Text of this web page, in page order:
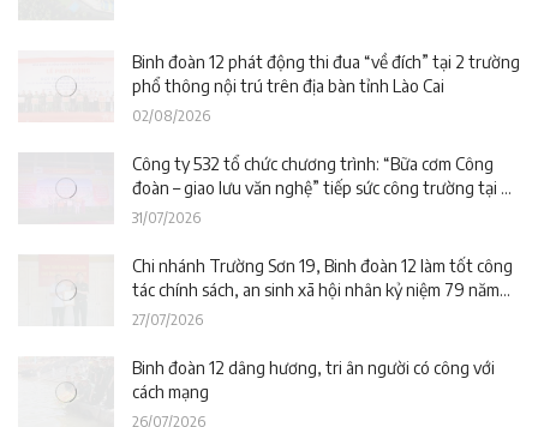
Binh đoàn 12 phát động thi đua “về đích” tại 2 trường
phổ thông nội trú trên địa bàn tỉnh Lào Cai
02/08/2026
Công ty 532 tổ chức chương trình: “Bữa cơm Công
đoàn – giao lưu văn nghệ” tiếp sức công trường tại dự
án Trường phổ thông nội trú liên cấp La Êê (TP. Đà
31/07/2026
Chi nhánh Trường Sơn 19, Binh đoàn 12 làm tốt công
tác chính sách, an sinh xã hội nhân kỷ niệm 79 năm
Ngày Thương binh – Liệt sĩ
27/07/2026
Binh đoàn 12 dâng hương, tri ân người có công với
cách mạng
26/07/2026